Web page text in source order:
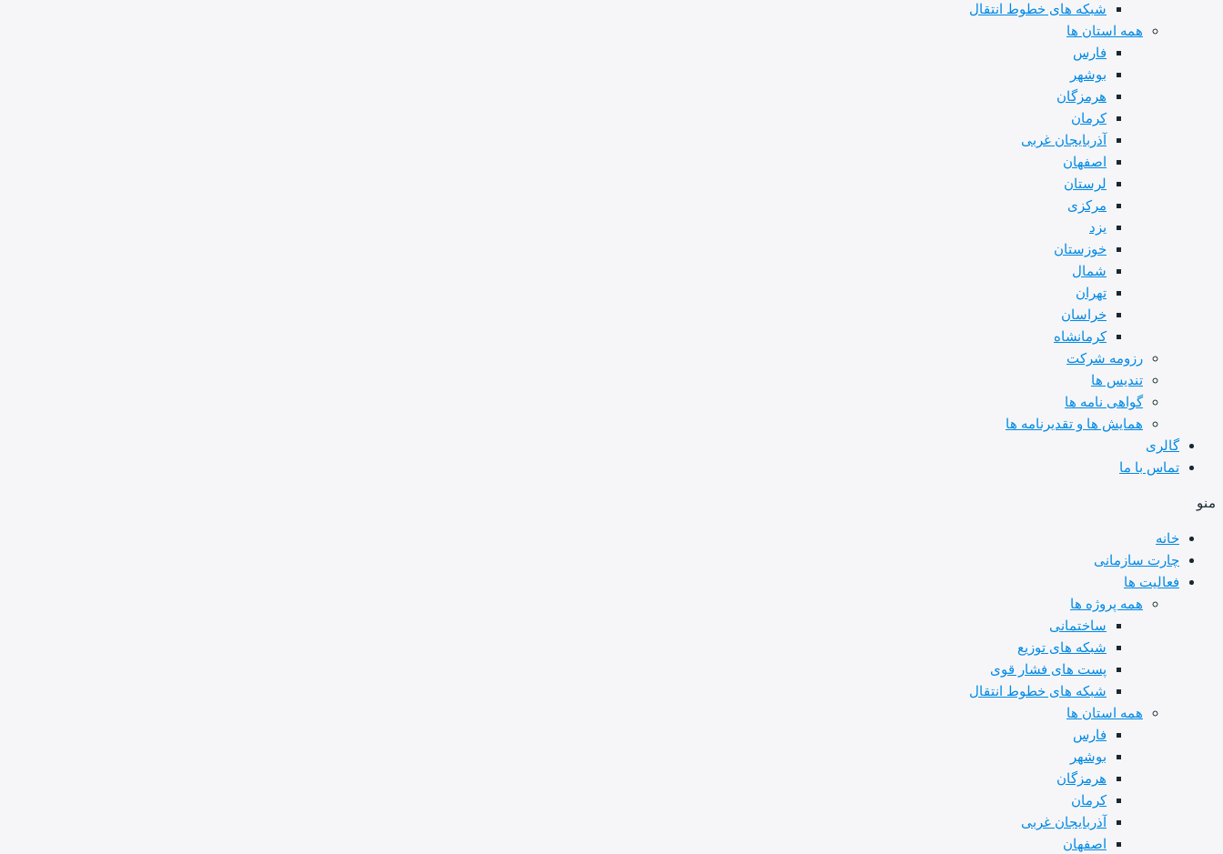
شبکه های خطوط انتقال
همه استان ها
فارس
بوشهر
هرمزگان
کرمان
آذربایجان غربی
اصفهان
لرستان
مرکزی
یزد
خوزستان
شمال
تهران
خراسان
کرمانشاه
رزومه شرکت
تندیس ها
گواهی نامه ها
همایش ها و تقدیرنامه ها
گالری
تماس با ما
منو
خانه
چارت سازمانی
فعالیت ها
همه پروژه ها
ساختمانی
شبکه های توزیع
پست های فشار قوی
شبکه های خطوط انتقال
همه استان ها
فارس
بوشهر
هرمزگان
کرمان
آذربایجان غربی
اصفهان